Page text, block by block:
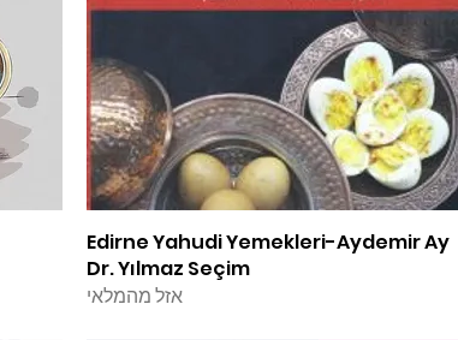
תצוגה מהירה
Edirne Yahudi Yemekleri-Aydemir Ay
Dr. Yılmaz Seçim
אזל מהמלאי